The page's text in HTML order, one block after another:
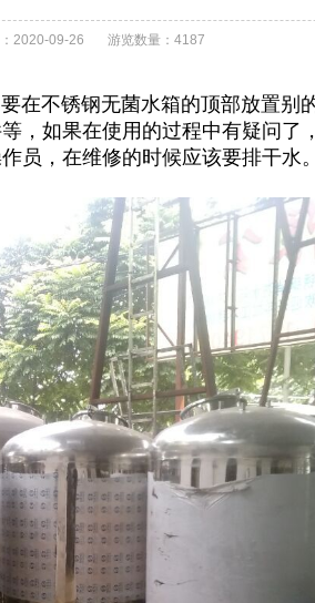
2020-09-26 游览数量： 4187
不锈钢无菌水箱的顶部放置别
，如果在使用的过程中有疑问了
员，在维修的时候应该要排干水。